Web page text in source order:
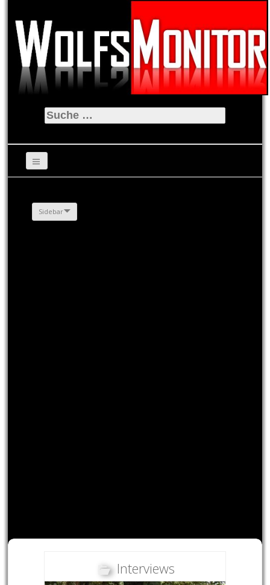
Suche
nach:
Sidebar
Interviews